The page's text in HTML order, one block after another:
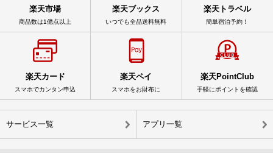
楽天市場
商品数は1億点以上
楽天ブックス
いつでも全品送料無料
楽天トラベル
簡単宿泊予約！
楽天カード
スマホでカンタン申込
楽天ペイ
スマホをお財布に
楽天PointClub
手軽にポイントを確認
サービス一覧 アプリ一覧